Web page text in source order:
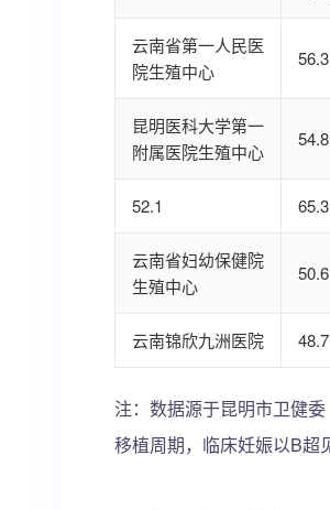
云南省第一人民医
院生殖中心
56.3
昆明医科大学第一
附属医院生殖中心
54.8
52.1 65.3
云南省妇幼保健院
生殖中心
50.6
云南锦欣九洲医院 48.7
注：数据源于昆明市卫健
移植周期，临床妊娠以B超